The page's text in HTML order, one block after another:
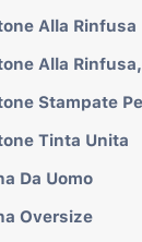
Alla Rinfusa
Alla Rinfusa,
Stampate
Tinta Unita
Da Uomo
Oversize